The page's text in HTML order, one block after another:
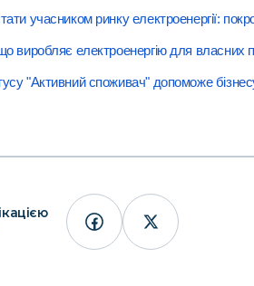
учасником ринку електроенергії:
виробляє електроенергію для власних
"Активний споживач" допоможе